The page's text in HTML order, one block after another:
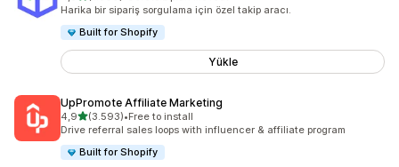
Harika bir sipariş sorgulama için özel takip aracı.
Built for Shopify
Yükle
UpPromote Affiliate Marketing
4,95 yıldız üzerinden
(3.593)
toplam 3593 değerlendirme
•Free to install
Drive referral sales loops with influencer & affiliate program
Built for Shopify